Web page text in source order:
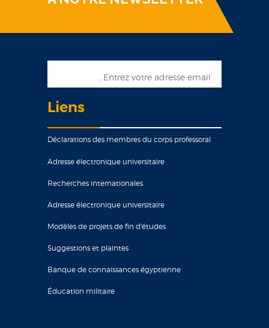
Liens
Déclarations des membres du corps professoral
Adresse électronique universitaire
Recherches internationales
Adresse électronique universitaire
Modèles de projets de fin d'études
Suggestions et plaintes
Banque de connaissances égyptienne
Éducation militaire